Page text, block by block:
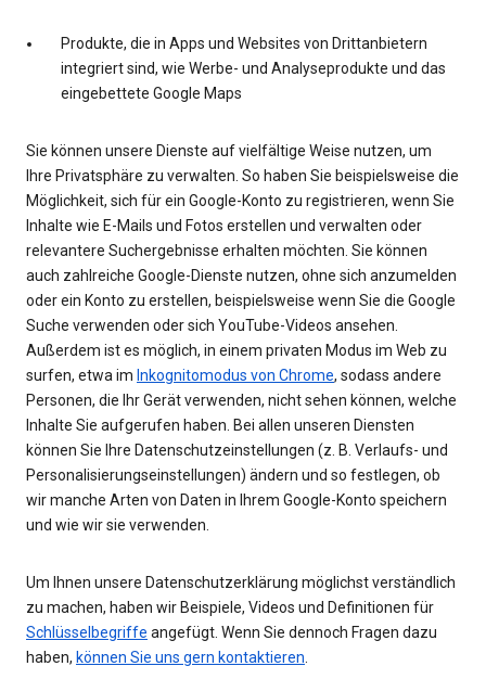
Produkte, die in Apps und Websites von Drittanbietern
integriert sind, wie Werbe- und Analyseprodukte und das
eingebettete Google Maps
Sie können unsere Dienste auf vielfältige Weise nutzen, um
Ihre Privatsphäre zu verwalten. So haben Sie beispielsweise die
Möglichkeit, sich für ein Google-Konto zu registrieren, wenn Sie
Inhalte wie E-Mails und Fotos erstellen und verwalten oder
relevantere Suchergebnisse erhalten möchten. Sie können
auch zahlreiche Google-Dienste nutzen, ohne sich anzumelden
oder ein Konto zu erstellen, beispielsweise wenn Sie die Google
Suche verwenden oder sich YouTube-Videos ansehen.
Außerdem ist es möglich, in einem privaten Modus im Web zu
surfen, etwa im Inkognitomodus von Chrome, sodass andere
Personen, die Ihr Gerät verwenden, nicht sehen können, welche
Inhalte Sie aufgerufen haben. Bei allen unseren Diensten
können Sie Ihre Datenschutzeinstellungen (z. B. Verlaufs- und
Personalisierungseinstellungen) ändern und so festlegen, ob
wir manche Arten von Daten in Ihrem Google-Konto speichern
und wie wir sie verwenden.
Um Ihnen unsere Datenschutzerklärung möglichst verständlich
zu machen, haben wir Beispiele, Videos und Definitionen für
Schlüsselbegriffe angefügt. Wenn Sie dennoch Fragen dazu
haben, können Sie uns gern kontaktieren